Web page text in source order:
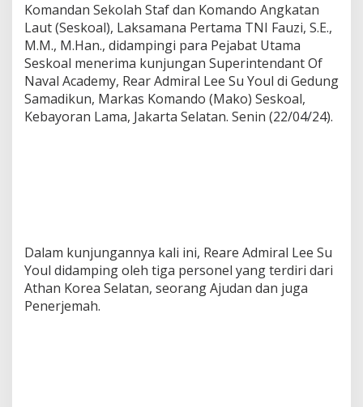
Komandan Sekolah Staf dan Komando Angkatan
Laut (Seskoal), Laksamana Pertama TNI Fauzi, S.E.,
M.M., M.Han., didampingi para Pejabat Utama
Seskoal menerima kunjungan Superintendant Of
Naval Academy, Rear Admiral Lee Su Youl di Gedung
Samadikun, Markas Komando (Mako) Seskoal,
Kebayoran Lama, Jakarta Selatan. Senin (22/04/24).
Dalam kunjungannya kali ini, Reare Admiral Lee Su
Youl didamping oleh tiga personel yang terdiri dari
Athan Korea Selatan, seorang Ajudan dan juga
Penerjemah.